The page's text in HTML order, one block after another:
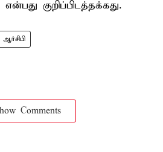
குறிப்பிடத்தக்கது.
ஆர்சிபி
Comments